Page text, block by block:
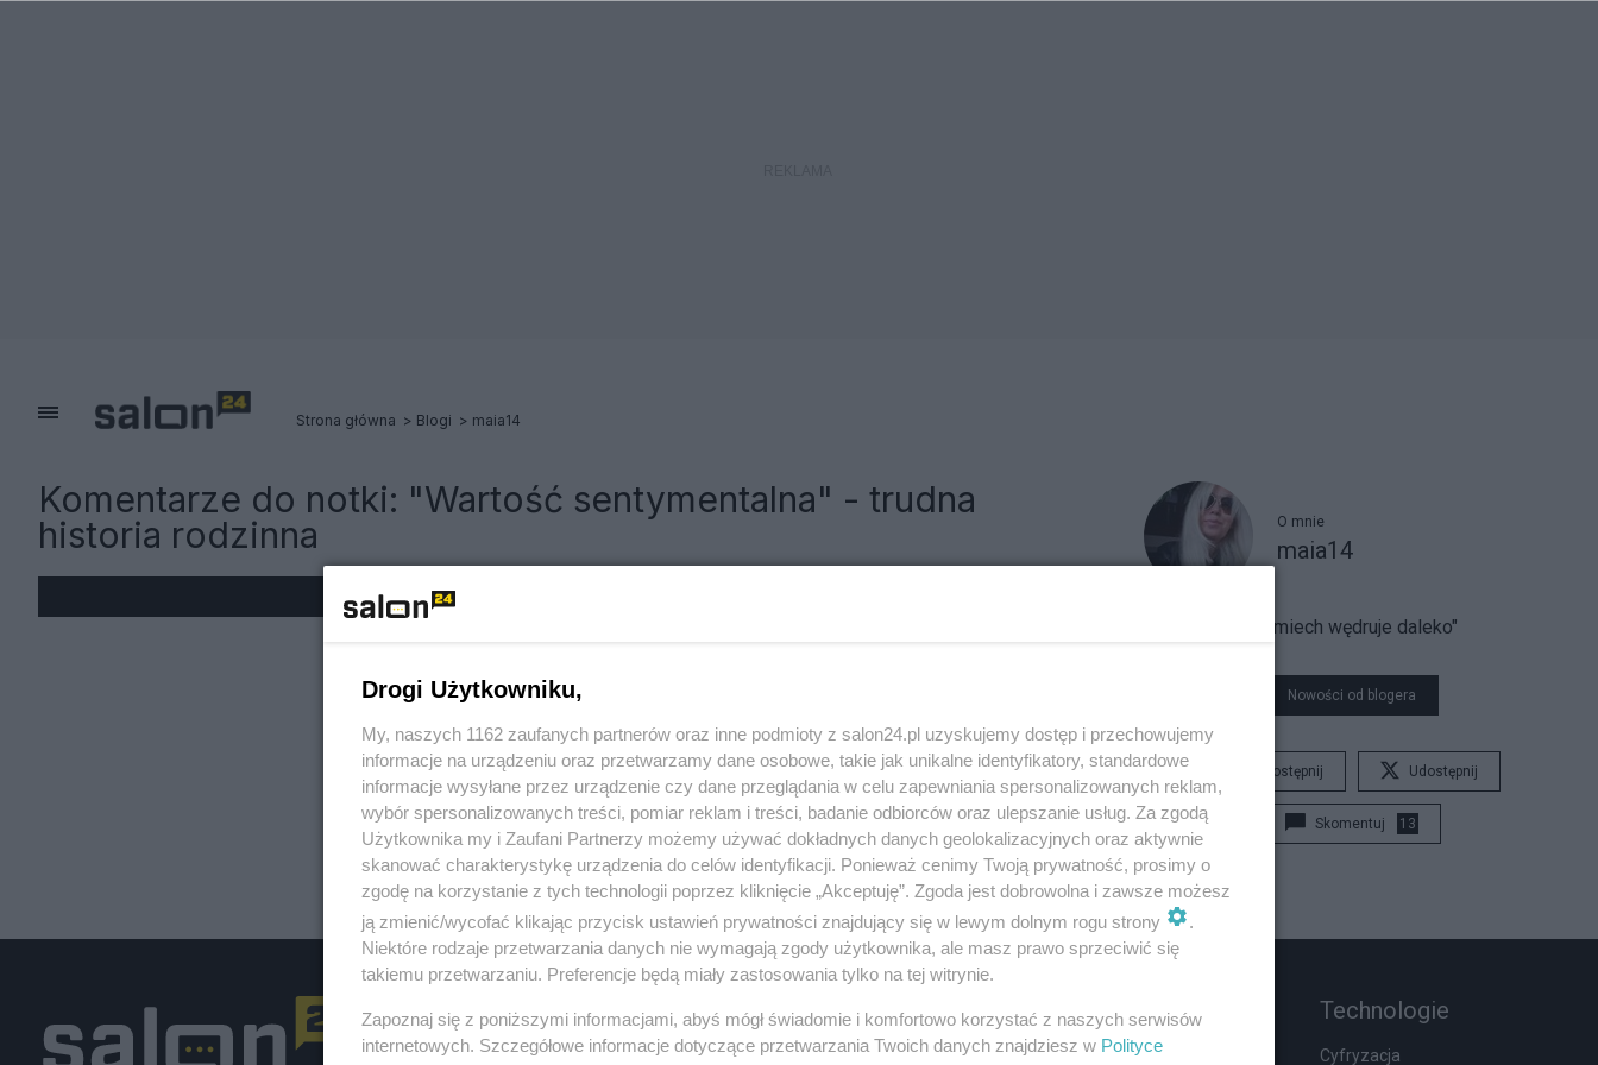
Strona główna Blogi maia14
Komentarze do notki: "Wartość sentymentalna" - trudna
historia rodzinna
O mnie
maia14
"Uśmiech wędruje daleko"
Nowości od blogera
Udostępnij Udostępnij
Skomentuj 13
Polityka
Rosja
Gospodarka
Biznes
Rozmaitości
Zdrowie
Technologie
Cyfryzacja
Drogi Użytkowniku,
My, naszych 1162 zaufanych partnerów oraz inne podmioty z salon24.pl uzyskujemy dostęp i przechowujemy
informacje na urządzeniu oraz przetwarzamy dane osobowe, takie jak unikalne identyfikatory, standardowe
informacje wysyłane przez urządzenie czy dane przeglądania w celu zapewniania spersonalizowanych reklam,
wybór spersonalizowanych treści, pomiar reklam i treści, badanie odbiorców oraz ulepszanie usług. Za zgodą
Użytkownika my i Zaufani Partnerzy możemy używać dokładnych danych geolokalizacyjnych oraz aktywnie
skanować charakterystykę urządzenia do celów identyfikacji. Ponieważ cenimy Twoją prywatność, prosimy o
zgodę na korzystanie z tych technologii poprzez kliknięcie „Akceptuję”. Zgoda jest dobrowolna i zawsze możesz
ją zmienić/wycofać klikając przycisk ustawień prywatności znajdujący się w lewym dolnym rogu strony
.
Niektóre rodzaje przetwarzania danych nie wymagają zgody użytkownika, ale masz prawo sprzeciwić się
takiemu przetwarzaniu. Preferencje będą miały zastosowania tylko na tej witrynie.
Zapoznaj się z poniższymi informacjami, abyś mógł świadomie i komfortowo korzystać z naszych serwisów
internetowych. Szczegółowe informacje dotyczące przetwarzania Twoich danych znajdziesz w Polityce